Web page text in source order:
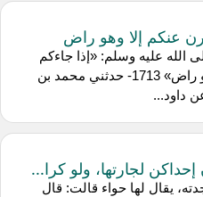
عنكم إلا وهو راض
عليه وسلم: «إذا جاءكم
المصدق، فلا يصدرن عنكم إلا وهو راض» 1713- حدثني محمد بن
داود...
لجارتها، ولو كرا...
يقال لها حواء قالت: قال